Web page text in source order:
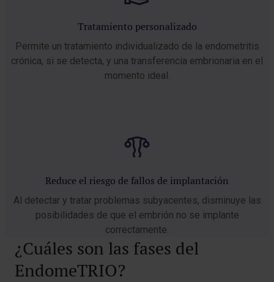
Tratamiento personalizado
Permite un tratamiento individualizado de la endometritis
crónica, si se detecta, y una transferencia embrionaria en el
momento ideal.
Reduce el riesgo de fallos de implantación
Al detectar y tratar problemas subyacentes, disminuye las
posibilidades de que el embrión no se implante
correctamente.
¿Cuáles son las fases del
EndomeTRIO?